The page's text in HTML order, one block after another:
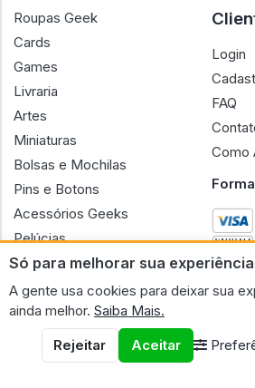
Só para melhorar sua
A gente usa cookies para deixar sua
ainda melhor. Saiba Mais.
Rejeitar
Aceitar
Roupas Geek
Cards
Games
Livraria
Artes
Miniaturas
Bolsas e Mochilas
Pins e Botons
Acessórios Geeks
Pelúcias
Bonecas
Login
FAQ
Como
CNPJ n.º 30.220.458/0001-17 - GERAL GEEK